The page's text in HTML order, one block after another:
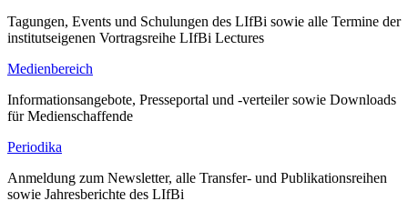
Tagungen, Events und Schulungen des LIfBi sowie alle Termine der
institutseigenen Vortragsreihe LIfBi Lectures
Medienbereich
Informationsangebote, Presseportal und -verteiler sowie Downloads
für Medienschaffende
Periodika
Anmeldung zum Newsletter, alle Transfer- und Publikationsreihen
sowie Jahresberichte des LIfBi